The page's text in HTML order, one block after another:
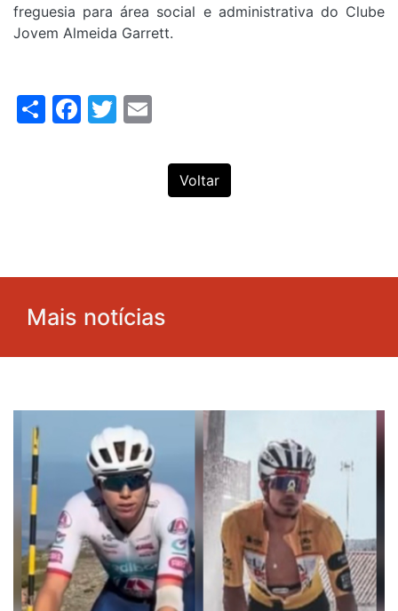
freguesia para área social e administrativa do Clube
Jovem Almeida Garrett.
ShareFacebook
Twitter
Voltar
Mais notícias